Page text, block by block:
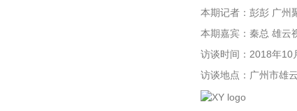
本期记者：彭彭 广州
本期嘉宾：秦总 雄云
访谈时间：2018年10
访谈地点：广州市雄